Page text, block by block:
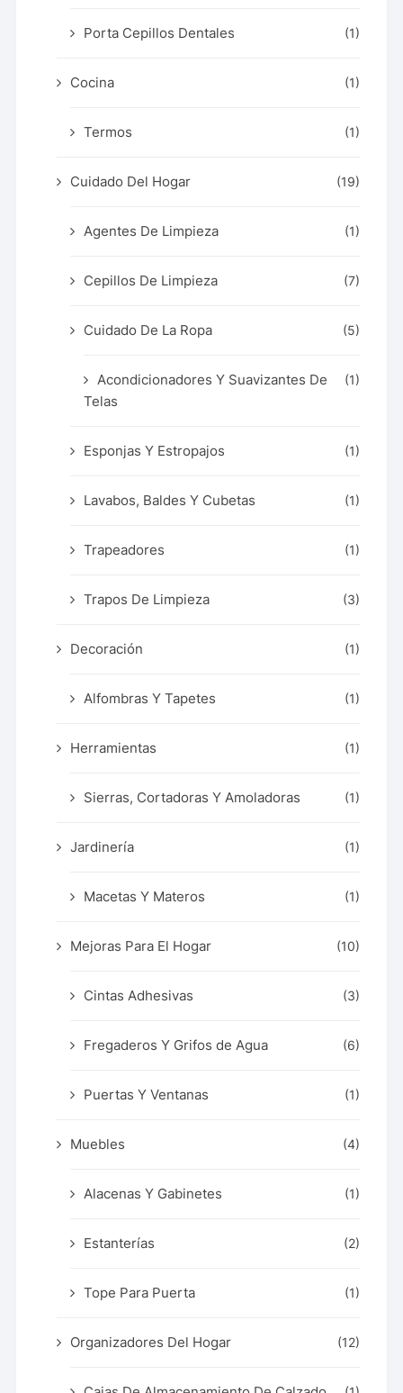
Porta Cepillos Dentales (1)
Cocina (1)
Termos (1)
Cuidado Del Hogar (19)
Agentes De Limpieza (1)
Cepillos De Limpieza (7)
Cuidado De La Ropa (5)
Acondicionadores Y Suavizantes De
Telas
(1)
Esponjas Y Estropajos (1)
Lavabos, Baldes Y Cubetas (1)
Trapeadores (1)
Trapos De Limpieza (3)
Decoración (1)
Alfombras Y Tapetes (1)
Herramientas (1)
Sierras, Cortadoras Y Amoladoras (1)
Jardinería (1)
Macetas Y Materos (1)
Mejoras Para El Hogar (10)
Cintas Adhesivas (3)
Fregaderos Y Grifos de Agua (6)
Puertas Y Ventanas (1)
Muebles (4)
Alacenas Y Gabinetes (1)
Estanterías (2)
Tope Para Puerta (1)
Organizadores Del Hogar (12)